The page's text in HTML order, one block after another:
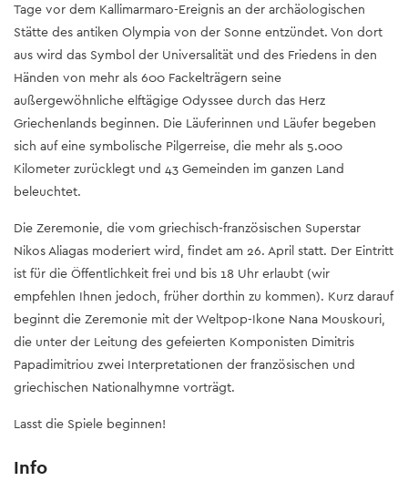
Tage vor dem Kallimarmaro-Ereignis an der archäologischen
Stätte des antiken Olympia von der Sonne entzündet. Von dort
aus wird das Symbol der Universalität und des Friedens in den
Händen von mehr als 600 Fackelträgern seine
außergewöhnliche elftägige Odyssee durch das Herz
Griechenlands beginnen. Die Läuferinnen und Läufer begeben
sich auf eine symbolische Pilgerreise, die mehr als 5.000
Kilometer zurücklegt und 43 Gemeinden im ganzen Land
beleuchtet.
Die Zeremonie, die vom griechisch-französischen Superstar
Nikos Aliagas moderiert wird, findet am 26. April statt. Der Eintritt
ist für die Öffentlichkeit frei und bis 18 Uhr erlaubt (wir
empfehlen Ihnen jedoch, früher dorthin zu kommen). Kurz darauf
beginnt die Zeremonie mit der Weltpop-Ikone Nana Mouskouri,
die unter der Leitung des gefeierten Komponisten Dimitris
Papadimitriou zwei Interpretationen der französischen und
griechischen Nationalhymne vorträgt.
Lasst die Spiele beginnen!
Info